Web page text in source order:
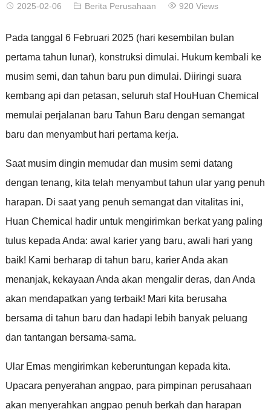
2025-02-06 Berita Perusahaan 920 Views
Pada tanggal 6 Februari 2025 (hari kesembilan bulan
pertama tahun lunar), konstruksi dimulai. Hukum kembali ke
musim semi, dan tahun baru pun dimulai. Diiringi suara
kembang api dan petasan, seluruh staf HouHuan Chemical
memulai perjalanan baru Tahun Baru dengan semangat
baru dan menyambut hari pertama kerja.
Saat musim dingin memudar dan musim semi datang
dengan tenang, kita telah menyambut tahun ular yang penuh
harapan. Di saat yang penuh semangat dan vitalitas ini,
Huan Chemical hadir untuk mengirimkan berkat yang paling
tulus kepada Anda: awal karier yang baru, awali hari yang
baik! Kami berharap di tahun baru, karier Anda akan
menanjak, kekayaan Anda akan mengalir deras, dan Anda
akan mendapatkan yang terbaik! Mari kita berusaha
bersama di tahun baru dan hadapi lebih banyak peluang
dan tantangan bersama-sama.
Ular Emas mengirimkan keberuntungan kepada kita.
Upacara penyerahan angpao, para pimpinan perusahaan
akan menyerahkan angpao penuh berkah dan harapan